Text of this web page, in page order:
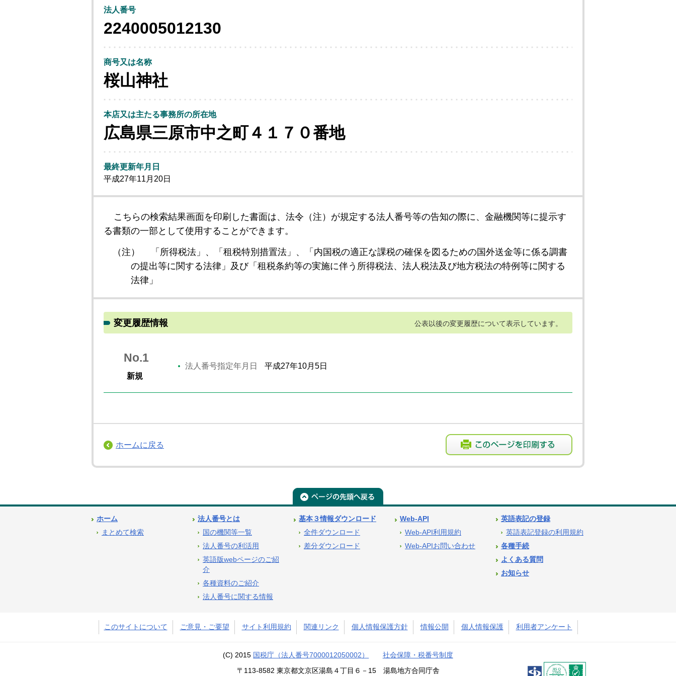
法人番号
2240005012130
商号又は名称
桜山神社
本店又は主たる事務所の所在地
広島県三原市中之町４１７０番地
最終更新年月日
平成27年11月20日
こちらの検索結果画面を印刷した書面は、法令（注）が規定する法人番号等の告知の際に、金融機関等に提示す
る書類の一部として使用することができます。
（注）
「所得税法」、「租税特別措置法」、「内国税の適正な課税の確保を図るための国外送金等に係る調書
の提出等に関する法律」及び「租税条約等の実施に伴う所得税法、法人税法及び地方税法の特例等に関する
法律」
変更履歴情報 公表以後の変更履歴について表示しています。
No.1
新規
法人番号指定年月日 平成27年10月5日
ホームに戻る
ホーム
まとめて検索
法人番号とは
国の機関等一覧
法人番号の利活用
英語版webページのご紹
介
各種資料のご紹介
法人番号に関する情報
基本３情報ダウンロード
全件ダウンロード
差分ダウンロード
Web-API
Web-API利用規約
Web-APIお問い合わせ
英語表記の登録
英語表記登録の利用規約
各種手続
よくある質問
お知らせ
このサイトについて ご意見・ご要望 サイト利用規約 関連リンク 個人情報保護方針 情報公開 個人情報保護 利用者アンケート
(C) 2015 国税庁（法人番号7000012050002） 社会保障・税番号制度
〒113-8582 東京都文京区湯島４丁目６－15 湯島地方合同庁舎